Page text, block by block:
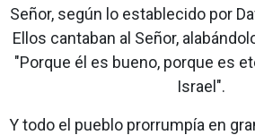
Señor, según lo establecido por
Ellos cantaban al Señor,
"Porque él es bueno, porque es
Israel".
Y todo el pueblo prorrumpía en